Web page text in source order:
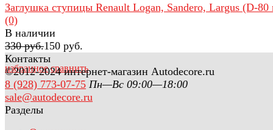
избранное сравнить
Заглушка ступицы Renault Logan, Sandero, Largus (D-
(0)
В наличии
330 руб.150 руб.
Контакты
©2012-2024 интернет-магазин Autodecore.ru
8 (928) 773-07-75 Пн—Вс 09:00—18:00
sale@autodecore.ru
Разделы